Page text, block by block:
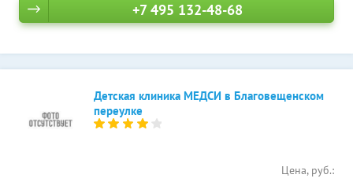
+7 495 132-48-68
Детская клиника МЕДСИ в Благовещенском
переулке
Цена, руб.: